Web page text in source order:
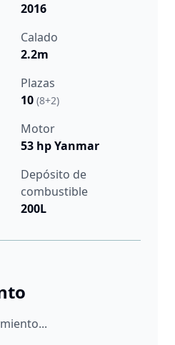
2016
Calado
2.2m
Plazas
10 (8+2)
Motor
53 hp Yanmar
Depósito de
combustible
200L